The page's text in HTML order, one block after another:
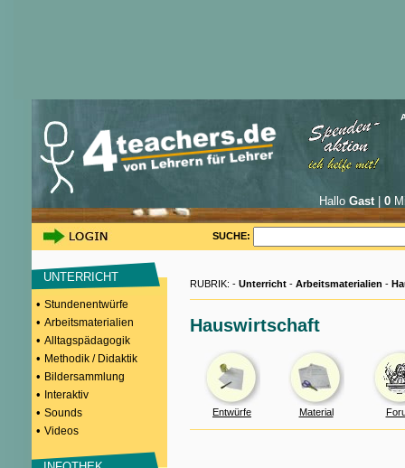
Hallo Gast| 0
SUCHE:
UNTERRICHT
• Stundenentwürfe
• Arbeitsmaterialien
• Alltagspädagogik
• Methodik / Didaktik
• Bildersammlung
• Interaktiv
• Sounds
• Videos
RUBRIK: - Unterricht - Arbeitsmaterialien -
Hauswirtschaft
Entwürfe Material